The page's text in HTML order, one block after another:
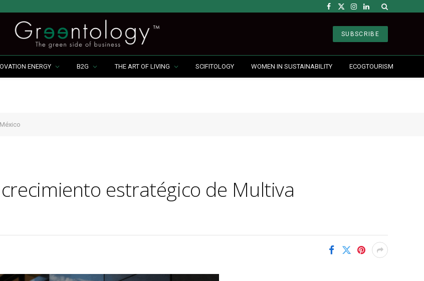
Facebook
X
Instagram
LinkedIn
SUBSCRIBE
ENERGY B2G THE ART OF LIVING SCIFITOLOGY WOMEN IN SUSTAINABILITY ECOGTOURISM
estratégico de Multiva